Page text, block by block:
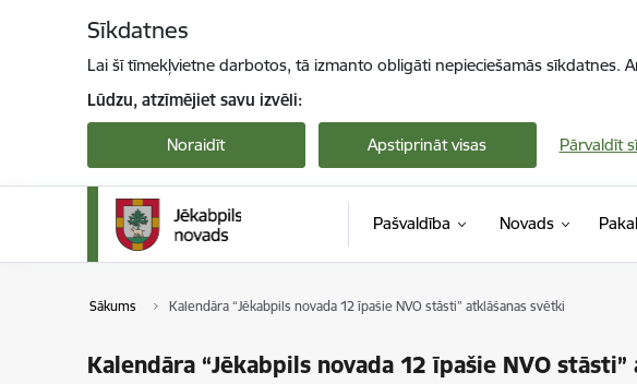
Sīkdatnes
Lai šī tīmekļvietne darbotos, tā izmanto obligāti nepieciešamās
Lūdzu, atzīmējiet savu izvēli:
Noraidīt Apstiprināt visas Pārvaldīt
Pašvaldība Novads
Sākums Kalendāra “Jēkabpils novada 12 īpašie NVO stāsti” atklāšanas svētki
Kalendāra “Jēkabpils novada 12 īpašie NVO